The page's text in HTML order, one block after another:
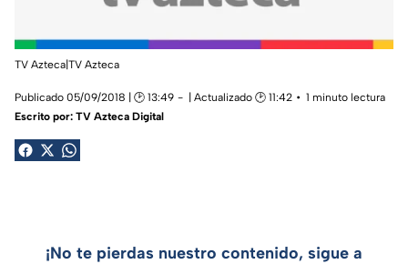
TV Azteca|TV Azteca
Publicado 05/09/2018 | 🕑 13:49 | Actualizado 🕑 11:42
1 minuto lectura
Escrito por: TV Azteca Digital
¡No te pierdas nuestro contenido, sigue a